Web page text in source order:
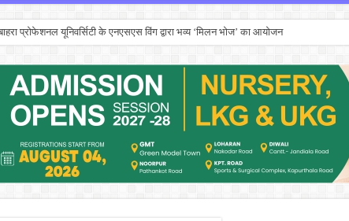
प्रोफेशनल यूनिवर्सिटी के एनएसएस विंग द्वारा भव्य ‘मिलन भोज’ का आयोजन
सेमिनार ने युवा इनोवेटर्स को किया प्रेरित